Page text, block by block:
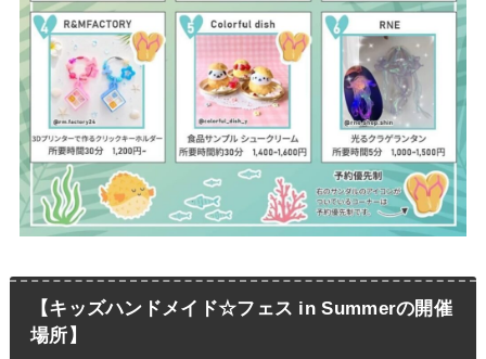
【キッズハンドメイド☆フェス in Summerの開催
場所】